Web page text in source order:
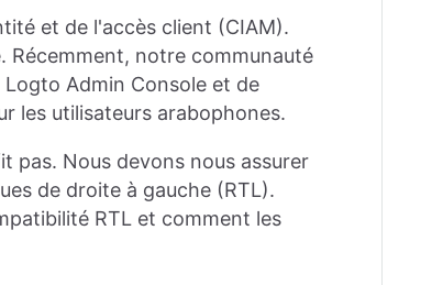
et de l'accès client (CIAM).
Récemment, notre communauté
Admin Console et de
les utilisateurs arabophones.
pas. Nous devons nous assurer
de droite à gauche (RTL).
RTL et comment les